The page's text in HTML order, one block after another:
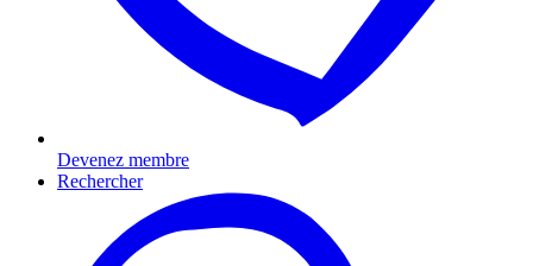
Devenez membre
Rechercher